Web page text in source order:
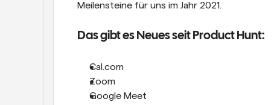
Meilensteine für uns im Jahr 2021.
Das gibt es Neues seit Product Hunt:
Cal.com
Zoom
Google Meet